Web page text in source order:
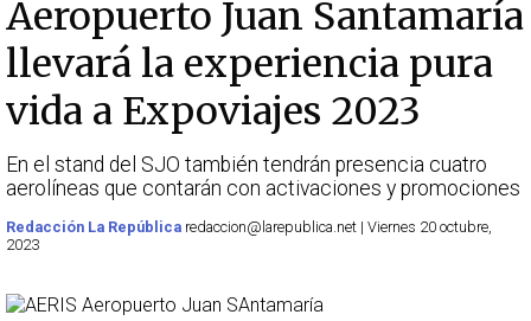
Aeropuerto Juan Santamaría
llevará la experiencia pura
vida a Expoviajes 2023
En el stand del SJO también tendrán presencia cuatro
aerolíneas que contarán con activaciones y promociones
Redacción La República redaccion@larepublica.net | Viernes 20 octubre,
2023